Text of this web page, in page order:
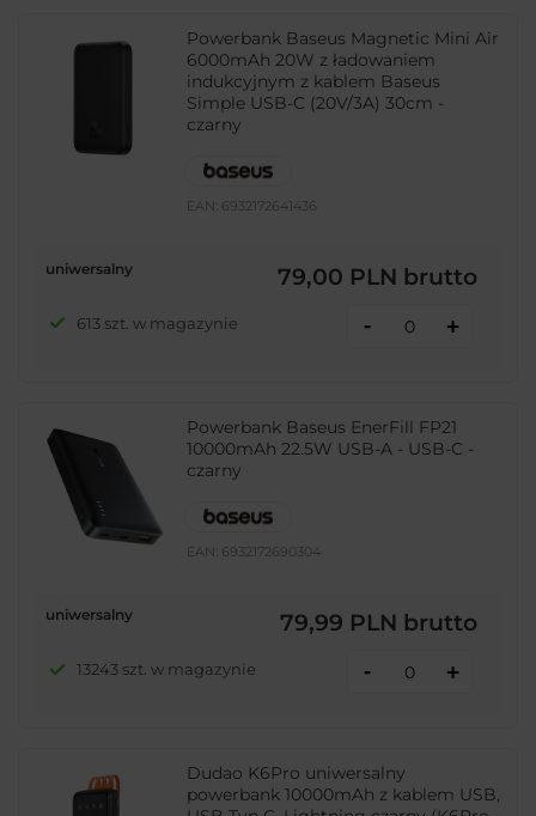
Powerbank Baseus Magnetic Mini Air
6000mAh 20W z ładowaniem
indukcyjnym z kablem Baseus
Simple USB-C (20V/3A) 30cm -
czarny
EAN: 6932172641436
uniwersalny 79,00 PLN brutto
613 szt. w magazynie - +
Powerbank Baseus EnerFill FP21
10000mAh 22.5W USB-A - USB-C -
czarny
EAN: 6932172690304
uniwersalny 79,99 PLN brutto
13243 szt. w magazynie - +
Dudao K6Pro uniwersalny
powerbank 10000mAh z kablem USB,